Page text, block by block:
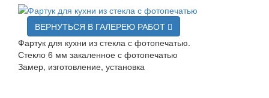
ВЕРНУТЬСЯ В ГАЛЕРЕЮ РАБОТ
Фартук для кухни из стекла с фотопечатью.
Стекло 6 мм закаленное с фотопечатью
Замер, изготовление, установка